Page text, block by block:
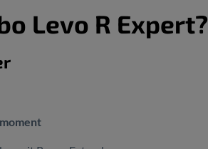
Levo R Expert?